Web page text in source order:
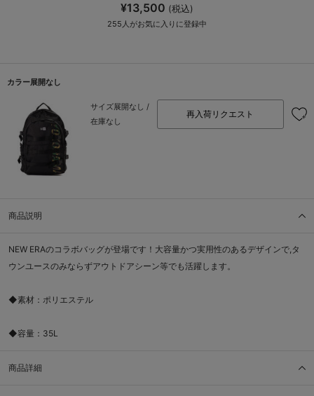
¥13,500 (税込)
255 人がお気に入りに登録中
カラー展開なし
サイズ展開なし /
在庫なし
再入荷リクエスト
商品説明
NEW ERAのコラボバッグが登場です！大容量かつ実用性のあるデザインで,タ
ウンユースのみならずアウトドアシーン等でも活躍します。
◆素材：ポリエステル
◆容量：35L
商品詳細